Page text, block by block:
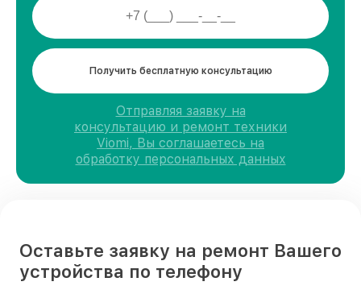
Получить бесплатную консультацию
Отправляя заявку на
консультацию и ремонт техники
Viomi, Вы соглашаетесь на
обработку персональных данных
Оставьте заявку на ремонт Вашего
устройства по телефону